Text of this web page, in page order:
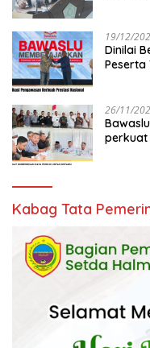
19/12/
Dinilai
Peserta
26/11/
perkuat
Kabag Tata